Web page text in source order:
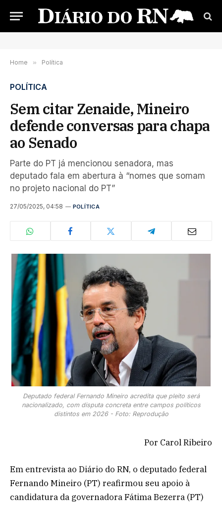
Home » Política
POLÍTICA
Sem citar Zenaide, Mineiro
defende conversas para chapa
ao Senado
Parte do PT já mencionou senadora, mas
deputado fala em abertura à “nomes que somam
no projeto nacional do PT”
27/05/2025, 04:58 POLÍTICA
Deputado federal Fernando Mineiro acredita que pleito será
nacionalizado, com disputa concreta entre campos políticos
distintos em 2026 - Foto: Reprodução
Por Carol Ribeiro
Em entrevista ao Diário do RN, o deputado federal
Fernando Mineiro (PT) reafirmou seu apoio à
candidatura da governadora Fátima Bezerra (PT)